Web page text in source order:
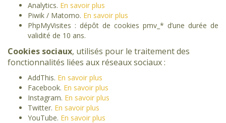
Analytics. En savoir plus
Piwik / Matomo. En savoir plus
PhpMyVisites : dépôt de cookies pmv_* d’une durée de
validité de 10 ans.
Cookies sociaux, utilisés pour le traitement des
fonctionnalités liées aux réseaux sociaux :
AddThis. En savoir plus
Facebook. En savoir plus
Instagram. En savoir plus
Twitter. En savoir plus
YouTube. En savoir plus